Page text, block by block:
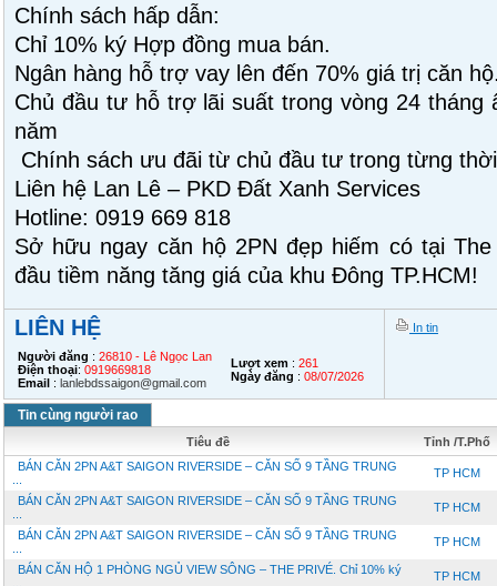
Chính sách hấp dẫn:
Chỉ 10% ký Hợp đồng mua bán.
Ngân hàng hỗ trợ vay lên đến 70% giá trị căn
Chủ đầu tư hỗ trợ lãi suất trong vòng 24 tháng
năm
Chính sách ưu đãi từ chủ đầu tư trong từng
Liên hệ Lan Lê – PKD Đất Xanh Services
Hotline: 0919 669 818
Sở hữu ngay căn hộ 2PN đẹp hiếm có tại
đầu tiềm năng tăng giá của khu Đông TP.HCM!
LIÊN HỆ
Người đăng : 26810 - Lê Ngọc Lan
Điện thoại: 0919669818
Email : lanlebdssaigon@gmail.com
Lượt xem : 261
Ngày đăng : 08/07/2026
In tin
Tin cùng người rao
Tiêu đề
Tỉnh /T.Phố
BÁN CĂN 2PN A&T SAIGON RIVERSIDE – CĂN SỐ 9 TẦNG TRUNG
TP HCM
BÁN CĂN 2PN A&T SAIGON RIVERSIDE – CĂN SỐ 9 TẦNG TRUNG
TP HCM
BÁN CĂN 2PN A&T SAIGON RIVERSIDE – CĂN SỐ 9 TẦNG TRUNG
TP HCM
BÁN CĂN HỘ 1 PHÒNG NGỦ VIEW SÔNG – THE PRIVÉ. Chỉ 10% ký
TP HCM